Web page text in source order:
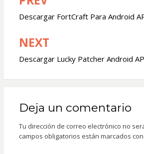
de
entradas
Descargar FortCraft Para Android
NEXT
Descargar Lucky Patcher Android
Deja un comentario
Tu dirección de correo electrónico no
campos obligatorios están marcados con